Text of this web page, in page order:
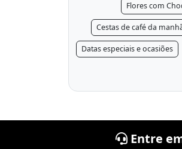
Flores com
Cestas de café da
Datas especiais e ocasiões
Entre